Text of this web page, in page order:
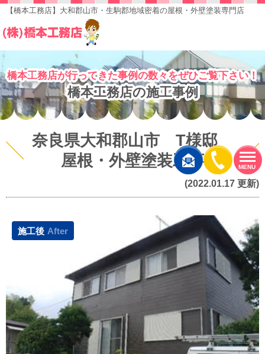
MENU
【橋本工務店】大和郡山市・生駒郡地域密着の屋根・外壁塗装専門店
橋本工務店が行ってきた事例の数々をぜひご覧下さい！
橋本工務店の施工事例
奈良県大和郡山市 T様邸
屋根・外壁塗装工事
(2022.01.17 更新)
施工後 After